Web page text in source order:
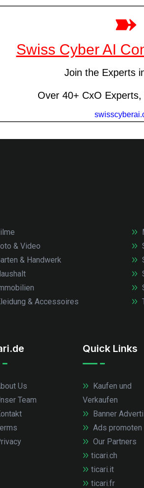
& Video
& Handwerk
& Accessoires
Us
Team
Quick Links
Kaufen und
Verkaufen
Banner
Ads promoten
Our Partners
ticari.ch
ticari.it
ticari.fr